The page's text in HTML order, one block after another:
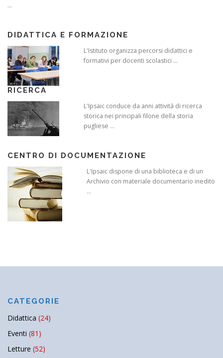
...
DIDATTICA E FORMAZIONE
L'Istituto organizza percorsi didattici e
formativi per docenti scolastici ...
RICERCA
L'Ipsaic conduce da anni attività di ricerca
storica nei principali filone della storia
pugliese ...
CENTRO DI DOCUMENTAZIONE
L'Ipsaic dispone di una biblioteca e di un
Archivio con materiale documentario inedito
...
CATEGORIE
Didattica (24)
Eventi (81)
Letture (52)